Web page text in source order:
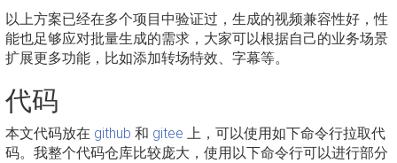
以上方案已经在多个项目中验证过，生成的视频兼容性好，性
能也足够应对批量生成的需求，大家可以根据自己的业务场景
扩展更多功能，比如添加转场特效、字幕等。
代码
本文代码放在 github 和 gitee 上，可以使用如下命令行拉取代
码。我整个代码仓库比较庞大，使用以下命令行可以进行部分